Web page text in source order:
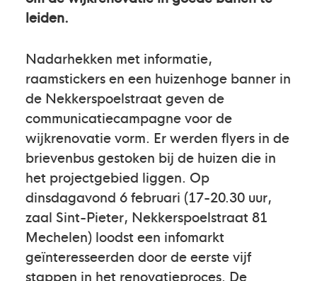
leiden.
Nadarhekken met informatie,
raamstickers en een huizenhoge banner in
de Nekkerspoelstraat geven de
communicatiecampagne voor de
wijkrenovatie vorm. Er werden flyers in de
brievenbus gestoken bij de huizen die in
het projectgebied liggen. Op
dinsdagavond 6 februari (17-20.30 uur,
zaal Sint-Pieter, Nekkerspoelstraat 81
Mechelen) loodst een infomarkt
geïnteresseerden door de eerste vijf
stappen in het renovatieproces. De